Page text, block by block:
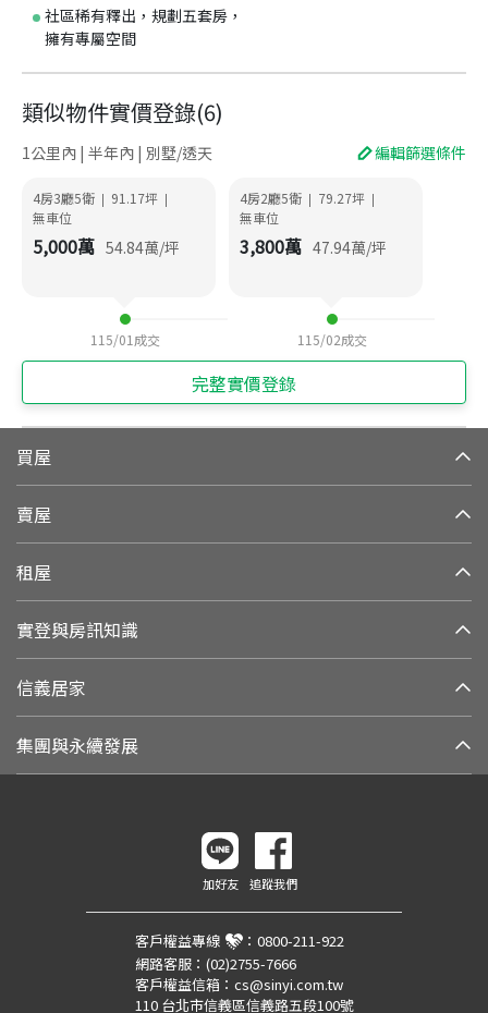
社區稀有釋出，規劃五套房，
擁有專屬空間
類似物件實價登錄(6)
1公里內 | 半年內 | 別墅/透天 編輯篩選條件
4房3廳5衛 | 91.17坪 |
無車位
5,000萬 54.84萬/坪
115/01 成交
4房2廳5衛 | 79.27坪 |
無車位
3,800萬 47.94萬/坪
115/02成交
完整實價登錄
買屋
賣屋
租屋
實登與房訊知識
信義居家
集團與永續發展
加好友 追蹤我們
客戶權益專線 ： 0800-211-922
網路客服： (02)2755-7666
客戶權益信箱： cs@sinyi.com.tw
110 台北市信義區信義路五段100號